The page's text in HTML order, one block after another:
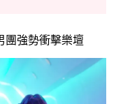
團強勢衝擊樂壇